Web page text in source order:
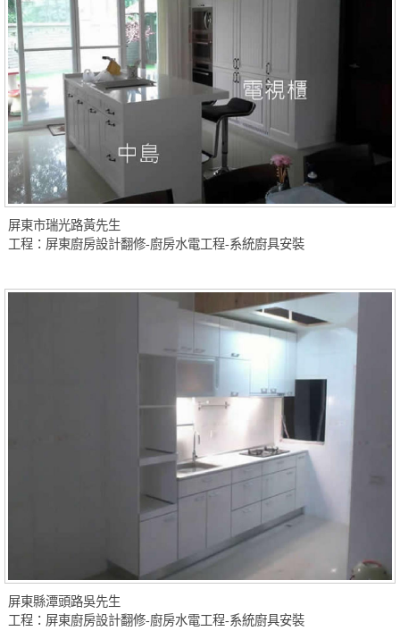
屏東市瑞光路黃先生
工程：屏東廚房設計翻修-廚房水電工程-系統廚具安裝
屏東縣潭頭路吳先生
工程：屏東廚房設計翻修-廚房水電工程-系統廚具安裝